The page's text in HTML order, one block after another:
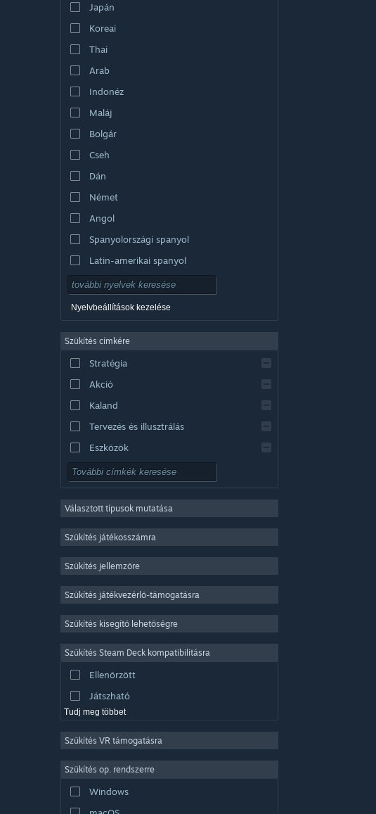
Japán
Koreai
Thai
Arab
Indonéz
Maláj
Bolgár
Cseh
Dán
Német
Angol
Spanyolországi spanyol
Latin-amerikai spanyol
Nyelvbeállítások kezelése
Szűkítés címkére
Stratégia
Akció
Kaland
Tervezés és illusztrálás
Eszközök
Ingyenesen játszható
Sokszereplős többjátékos
Indie
Könnyed
Szimuláció
Videószerkesztés
Fényképszerkesztés
Választott típusok mutatása
Szűkítés játékosszámra
Szűkítés jellemzőre
Szűkítés játékvezérlő-támogatásra
Szűkítés kisegítő lehetőségre
Szűkítés Steam Deck kompatibilitásra
Ellenőrzött
Játszható
Tudj meg többet
Szűkítés VR támogatásra
Szűkítés op. rendszerre
Windows